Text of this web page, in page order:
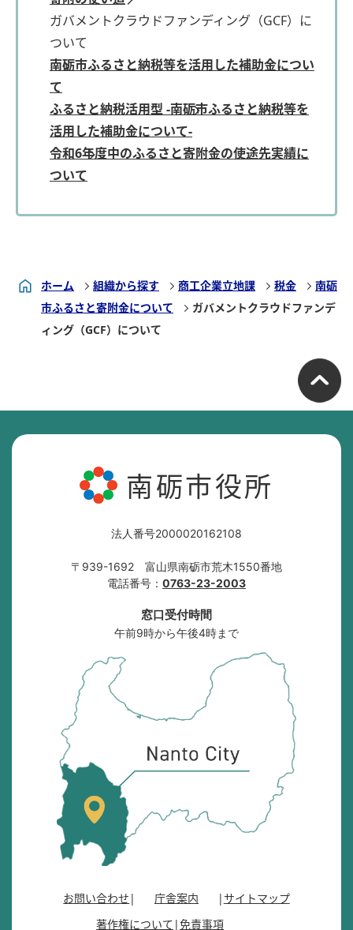
ガバメントクラウドファンディング（GCF）に
ついて
南砺市ふるさと納税等を活用した補助金につい
て
ふるさと納税活用型 -南砺市ふるさと納税等を
活用した補助金について-
令和6年度中のふるさと寄附金の使途先実績に
ついて
ホーム 組織から探す 商工企業立地課 税金
南砺
市ふるさと寄附金について
ガバメントクラウドファンデ
ィング（GCF）について
南砺市役所
法人番号2000020162108
〒939-1692 富山県南砺市荒木1550番地
電話番号： 0763-23-2003
窓口受付時間
午前9時から午後4時まで
位
置
を
記
し
た
地
。
富
お問い合わせ 庁舎案内
サイトマップ
著作権について 免責事項